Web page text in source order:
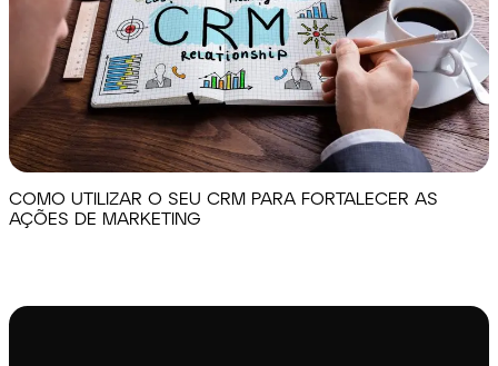
COMO UTILIZAR O SEU CRM PARA FORTALECER AS
AÇÕES DE MARKETING